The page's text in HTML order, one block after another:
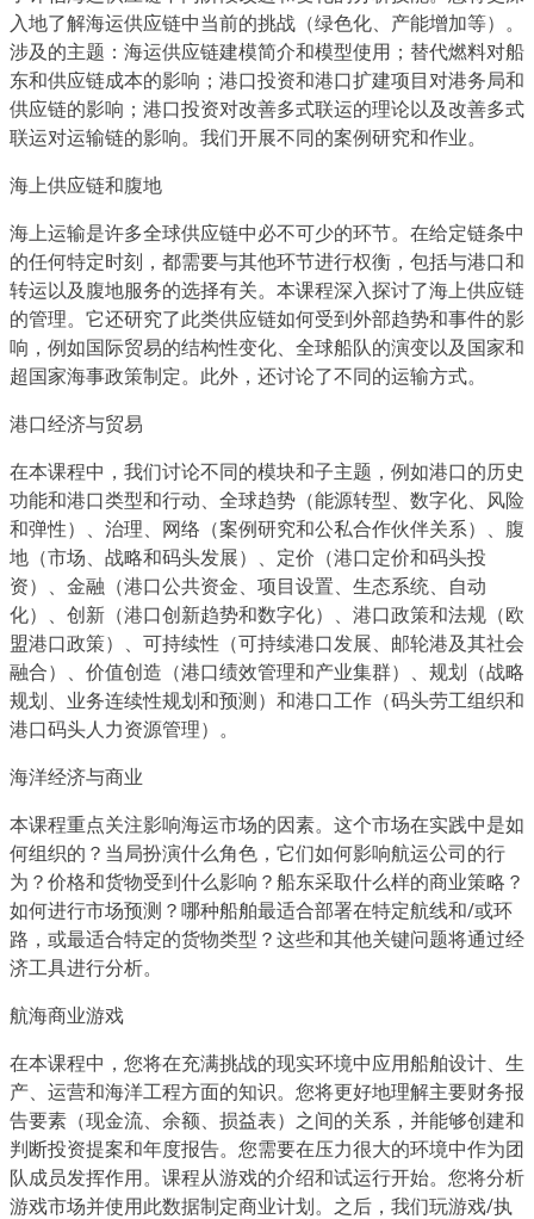
入地了解海运供应链中当前的挑战（绿色化、产能增加等）。
涉及的主题：海运供应链建模简介和模型使用；替代燃料对船
东和供应链成本的影响；港口投资和港口扩建项目对港务局和
供应链的影响；港口投资对改善多式联运的理论以及改善多式
联运对运输链的影响。我们开展不同的案例研究和作业。
海上供应链和腹地
海上运输是许多全球供应链中必不可少的环节。在给定链条中
的任何特定时刻，都需要与其他环节进行权衡，包括与港口和
转运以及腹地服务的选择有关。本课程深入探讨了海上供应链
的管理。它还研究了此类供应链如何受到外部趋势和事件的影
响，例如国际贸易的结构性变化、全球船队的演变以及国家和
超国家海事政策制定。此外，还讨论了不同的运输方式。
港口经济与贸易
在本课程中，我们讨论不同的模块和子主题，例如港口的历史
功能和港口类型和行动、全球趋势（能源转型、数字化、风险
和弹性）、治理、网络（案例研究和公私合作伙伴关系）、腹
地（市场、战略和码头发展）、定价（港口定价和码头投
资）、金融（港口公共资金、项目设置、生态系统、自动
化）、创新（港口创新趋势和数字化）、港口政策和法规（欧
盟港口政策）、可持续性（可持续港口发展、邮轮港及其社会
融合）、价值创造（港口绩效管理和产业集群）、规划（战略
规划、业务连续性规划和预测）和港口工作（码头劳工组织和
港口码头人力资源管理）。
海洋经济与商业
本课程重点关注影响海运市场的因素。这个市场在实践中是如
何组织的？当局扮演什么角色，它们如何影响航运公司的行
为？价格和货物受到什么影响？船东采取什么样的商业策略？
如何进行市场预测？哪种船舶最适合部署在特定航线和/或环
路，或最适合特定的货物类型？这些和其他关键问题将通过经
济工具进行分析。
航海商业游戏
在本课程中，您将在充满挑战的现实环境中应用船舶设计、生
产、运营和海洋工程方面的知识。您将更好地理解主要财务报
告要素（现金流、余额、损益表）之间的关系，并能够创建和
判断投资提案和年度报告。您需要在压力很大的环境中作为团
队成员发挥作用。课程从游戏的介绍和试运行开始。您将分析
游戏市场并使用此数据制定商业计划。之后，我们玩游戏/执